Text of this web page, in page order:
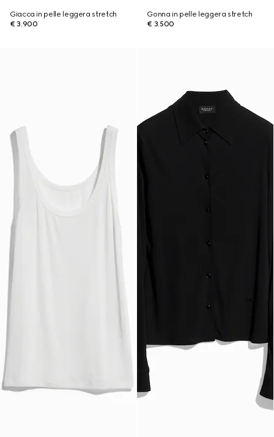
Giacca in pelle leggera stretch
€ 3.900
Gonna in pelle leggera stretch
€ 3.500